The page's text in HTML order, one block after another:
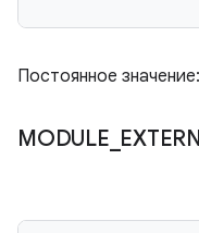
Постоянное
MODULE